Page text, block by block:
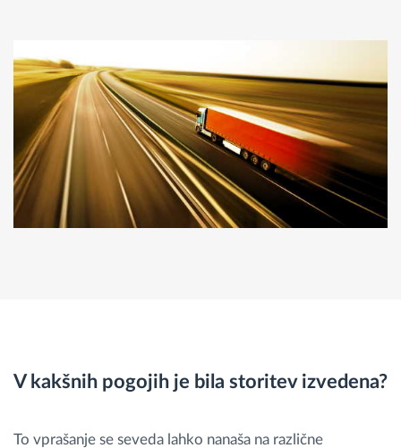
V kakšnih pogojih je bila storitev izvedena?
To vprašanje se seveda lahko nanaša na različne